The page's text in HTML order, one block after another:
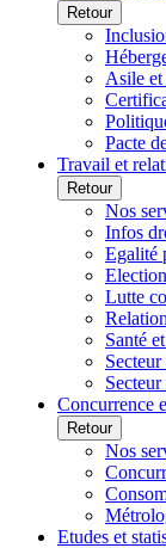
Retour
Asile
Pacte
Travail et
Retour
Nos
Infos
Egalité
Lutte
Santé
Concurrence
Retour
Nos
Etudes et